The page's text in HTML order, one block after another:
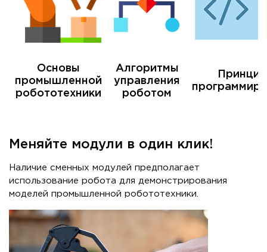
Основы
промышленной
робототехники
Алгоритмы
управления
роботом
Меняйте модули в один клик!
Наличие сменных модулей предполагает
использование робота для демонстрирования
моделей промышленной робототехники.